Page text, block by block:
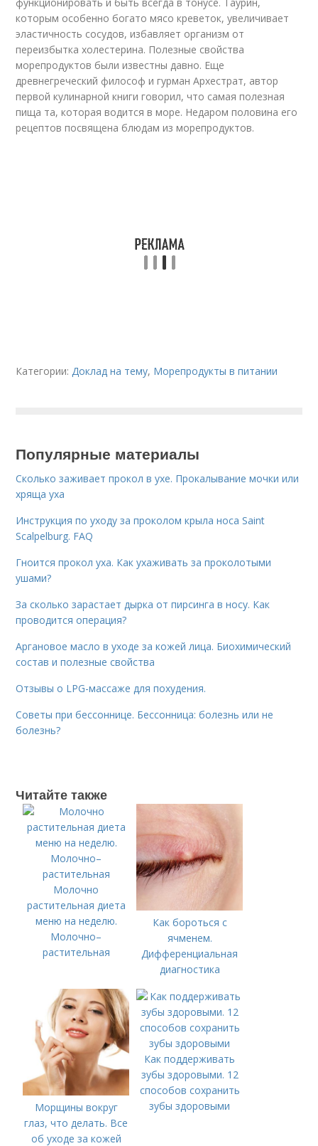
которым особенно богато мясо креветок, увеличивает
эластичность сосудов, избавляет организм от
переизбытка холестерина. Полезные свойства
морепродуктов были известны давно. Еще
древнегреческий философ и гурман Архестрат, автор
первой кулинарной книги говорил, что самая полезная
пища та, которая водится в море. Недаром половина его
рецептов посвящена блюдам из морепродуктов.
Категории:Доклад на тему, Морепродукты в питании
Популярные материалы
Сколько заживает прокол в ухе. Прокалывание мочки или
хряща уха
Инструкция по уходу за проколом крыла носа Saint
Scalpelburg. FAQ
Гноится прокол уха. Как ухаживать за проколотыми
ушами?
За сколько зарастает дырка от пирсинга в носу. Как
проводится операция?
Аргановое масло в уходе за кожей лица. Биохимический
состав и полезные свойства
Отзывы о LPG-массаже для похудения.
Советы при бессоннице. Бессонница: болезнь или не
болезнь?
Читайте также
Молочно
растительная диета
меню на неделю.
Молочно–
растительная
Как бороться с
ячменем.
Дифференциальная
диагностика
Морщины вокруг
глаз, что делать. Все
об уходе за кожей
Как поддерживать
зубы здоровыми. 12
способов сохранить
зубы здоровыми